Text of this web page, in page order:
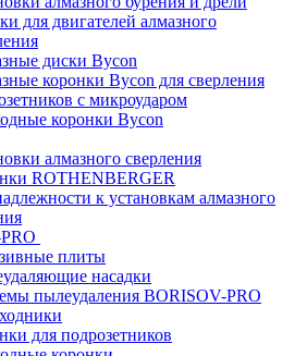
для двигателей алмазного
диски Bycon
коронки Bycon для сверления
с микроударом
коронки Bycon
алмазного сверления
ROTHENBERGER
к установкам алмазного
плиты
насадки
пылеудаления BORISOV-PRO
для подрозетников